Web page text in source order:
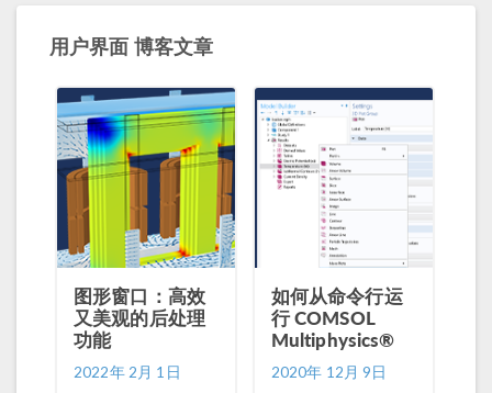
用户界面 博客文章
图形窗口：高效
又美观的后处理
功能
2022年 2月 1日
如何从命令行运
行 COMSOL
Multiphysics®
2020年 12月 9日